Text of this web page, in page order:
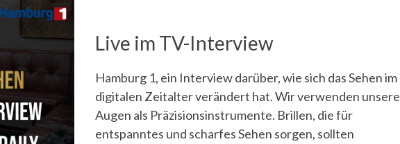
Live im TV-Interview
Hamburg 1, ein Interview darüber, wie sich das Sehen im
digitalen Zeitalter verändert hat. Wir verwenden unsere
Augen als Präzisionsinstrumente. Brillen, die für
entspanntes und scharfes Sehen sorgen, sollten